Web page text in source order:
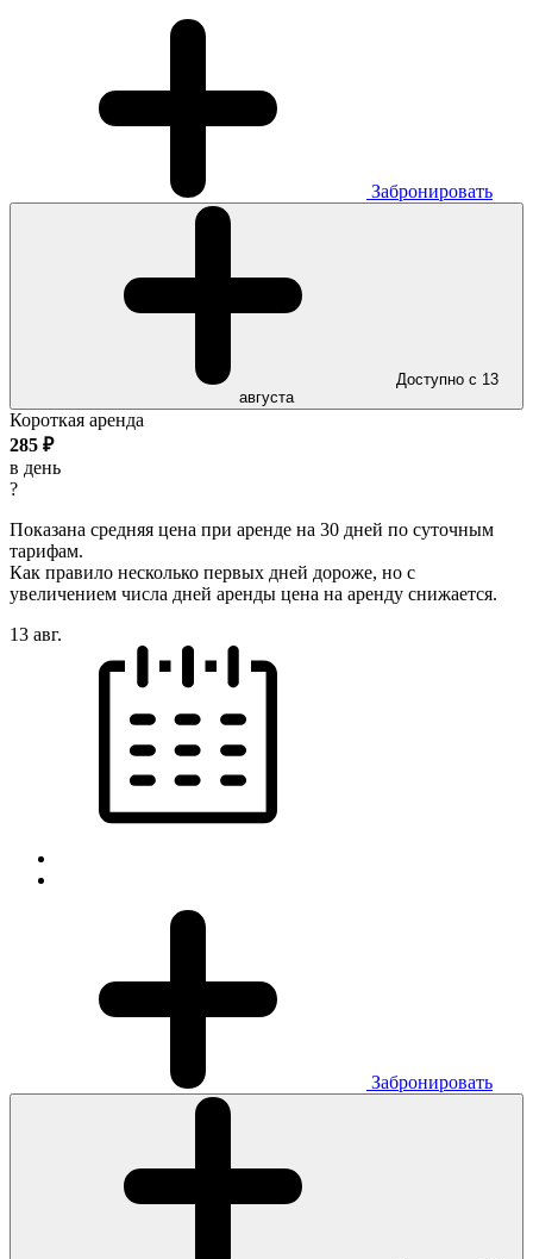
Забронировать
Доступно с 13
августа
Короткая аренда
285 ₽
в день
?
Показана средняя цена при аренде на 30 дней по суточным
тарифам.
Как правило несколько первых дней дороже, но с
увеличением числа дней аренды цена на аренду снижается.
13 авг.
Забронировать